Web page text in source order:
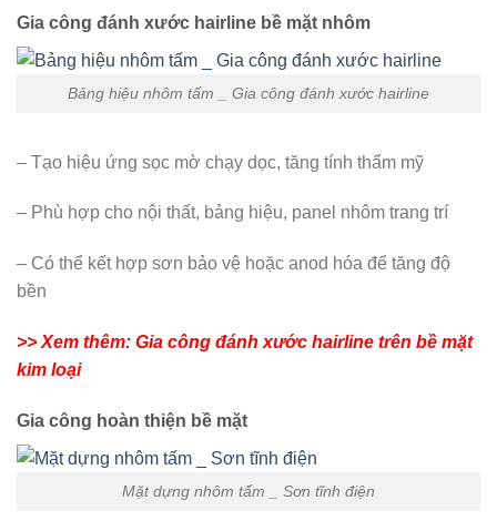
Gia công đánh xước hairline bề mặt nhôm
Bảng hiệu nhôm tấm _ Gia công đánh xước hairline
– Tạo hiệu ứng sọc mờ chạy dọc, tăng tính thẩm mỹ
– Phù hợp cho nội thất, bảng hiệu, panel nhôm trang trí
– Có thể kết hợp sơn bảo vệ hoặc anod hóa để tăng độ
bền
>> Xem thêm: Gia công đánh xước hairline trên bề mặt
kim loại
Gia công hoàn thiện bề mặt
Mặt dựng nhôm tấm _ Sơn tĩnh điện